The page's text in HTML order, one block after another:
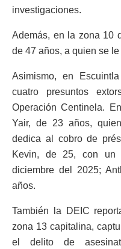
investigaciones.
Además, en la zona 10
de 47 años, a quien se
Asimismo, en
cuatro presuntos
Operación Centinela.
Yair, de 23 años,
dedica al cobro de
Kevin, de 25, con un
diciembre del 2025;
años.
También la DEIC
zona 13 capitalina,
el delito de